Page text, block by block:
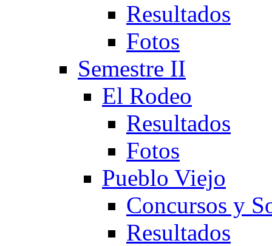
Resultados
Fotos
Semestre II
El Rodeo
Resultados
Fotos
Pueblo Viejo
Concursos y
Resultados